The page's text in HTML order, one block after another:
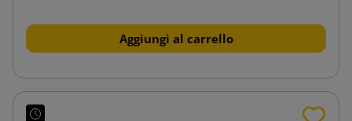
Aggiungi al carrello